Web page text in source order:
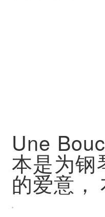
Une
本是为钢
的爱意，